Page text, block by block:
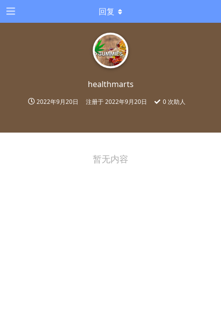
healthmarts
2022年9月20日 注册于2022年9月20日 0 次助人
回复
暂无内容